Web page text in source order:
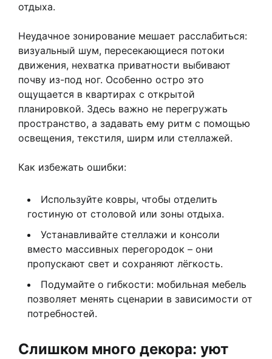
отдыха.
Неудачное зонирование мешает расслабиться:
визуальный шум, пересекающиеся потоки
движения, нехватка приватности выбивают
почву из-под ног. Особенно остро это
ощущается в квартирах с открытой
планировкой. Здесь важно не перегружать
пространство, а задавать ему ритм с помощью
освещения, текстиля, ширм или стеллажей.
Как избежать ошибки:
Используйте ковры, чтобы отделить
гостиную от столовой или зоны отдыха.
Устанавливайте стеллажи и консоли
вместо массивных перегородок – они
пропускают свет и сохраняют лёгкость.
Подумайте о гибкости: мобильная мебель
позволяет менять сценарии в зависимости от
потребностей.
Слишком много декора: уют